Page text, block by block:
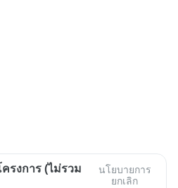
รงการ (ไม่รวม
นโยบายการ
ยกเลิก